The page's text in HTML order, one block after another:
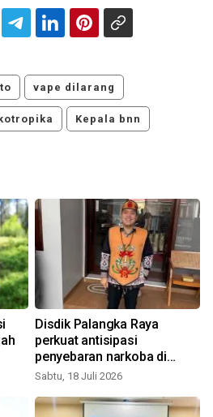
vape dilarang
Kepala bnn
Disdik Palangka Raya
perkuat antisipasi
penyebaran narkoba di
sekolah
Sabtu, 18 Juli 2026